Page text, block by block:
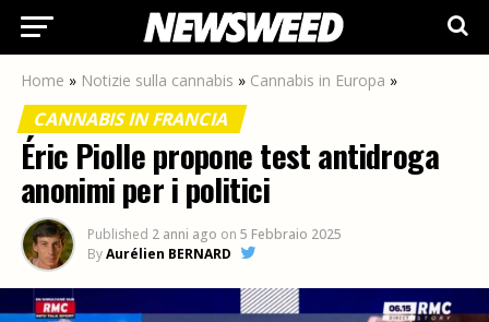
Home » Notizie sulla cannabis » Cannabis in Europa »
CANNABIS IN FRANCIA
Éric Piolle propone test antidroga
anonimi per i politici
Published 2 anni ago on 5 Febbraio 2025
ByAurélien BERNARD